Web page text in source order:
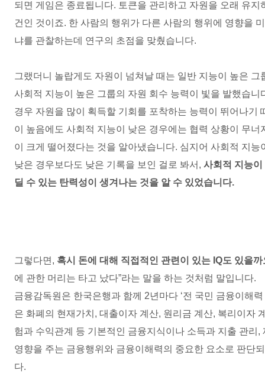
되면 게임은 종료됩니다. 토큰을 관리하고 자원을 오래 유
건인 것이죠. 한 사람의 행위가 다른 사람의 행위에 영향을
냐를 관찰하는데 연구의 초점을 맞췄습니다.
그랬더니 놀랍게도 자원이 넘쳐날 때는 일반 지능이 높은 그
사회적 지능이 높은 그룹의 자원 회수 능력이 빛을 발했습니
경우 자원을 많이 획득할 기회를 포착하는 능력이 뛰어나기
이 높음에도 사회적 지능이 낮은 경우에는 협력 상황이 무
이 크게 떨어졌다는 것을 알아냈습니다. 심지어 사회적 지능
낮은 경우보다도 낮은 기록을 보인 걸로 봐서 , 사회적 지능
딜 수 있는 탄력성이 생겨나는 것을 알 수 있었습니다.
그렇다면, 혹시 돈에 대해 직접적인 관련이 있는 IQ도 있을까
에 관한 머리는 타고 났다”라는 말을 하는 것처럼 말입니다.
금융감독원은 한국은행과 함께 2년마다 ‘전 국민 금융이해
은 화폐의 현재가치 , 대출이자 계산, 원리금 계산, 복리이자
험과 수익관계 등 기본적인 금융지식이나 소득과 지출 관리 ,
영향을 주는 금융행위와 금융이해력의 중요한 요소로 판단
다.